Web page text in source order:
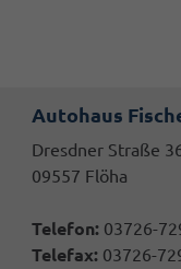
Autohaus
Dresdner Straße
09557 Flöha
Telefon: 03726-
Telefax: 03726-